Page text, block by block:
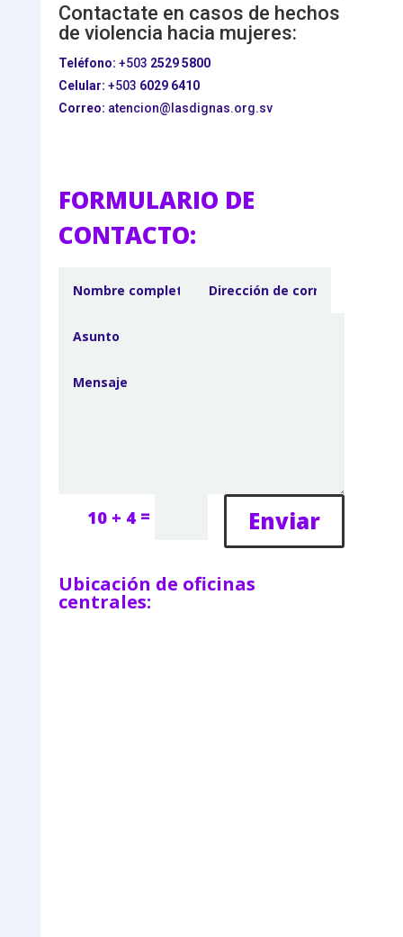
Contactate en casos de hechos
de violencia hacia mujeres:
Teléfono: +503 2529 5800
Celular: +503 6029 6410
Correo: atencion@lasdignas.org.sv
FORMULARIO DE
CONTACTO:
10 + 4 = Enviar
Ubicación de oficinas
centrales: